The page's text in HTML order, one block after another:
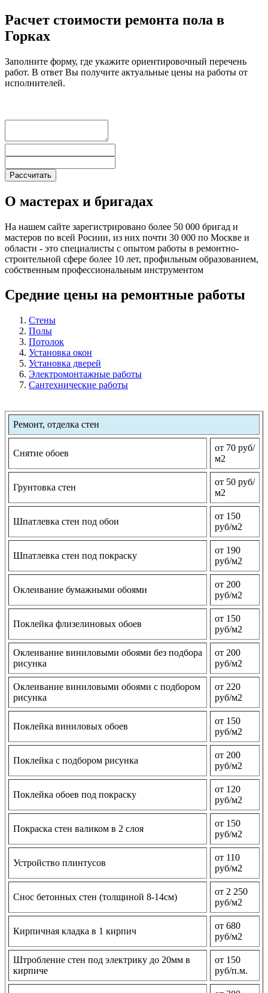
Расчет стоимости ремонта пола в
Горках
Заполните форму, где укажите ориентировочный перечень
работ. В ответ Вы получите актуальные цены на работы от
исполнителей.
О мастерах и бригадах
На нашем сайте зарегистрировано более 50 000 бригад и
мастеров по всей Росиии, из них почти 30 000 по Москве и
области - это специалисты с опытом работы в ремонтно-
строительной сфере более 10 лет, профильным образованием,
собственным профессиональным инструментом
Средние цены на ремонтные работы
Стены
Полы
Потолок
Установка окон
Установка дверей
Электромонтажные работы
Сантехнические работы
Ремонт, отделка стен
Снятие обоев
от 70 руб/
м2
Грунтовка стен
от 50 руб/
м2
Шпатлевка стен под обои
от 150
руб/м2
Шпатлевка стен под покраску
от 190
руб/м2
Оклеивание бумажными обоями
от 200
руб/м2
Поклейка флизелиновых обоев
от 150
руб/м2
Оклеивание виниловыми обоями без подбора
рисунка
от 200
руб/м2
Оклеивание виниловыми обоями с подбором
рисунка
от 220
руб/м2
Поклейка виниловых обоев
от 150
руб/м2
Поклейка с подбором рисунка
от 200
руб/м2
Поклейка обоев под покраску
от 120
руб/м2
Покраска стен валиком в 2 слоя
от 150
руб/м2
Устройство плинтусов
от 110
руб/м2
Снос бетонных стен (толщиной 8-14см)
от 2 250
руб/м2
Кирпичная кладка в 1 кирпич
от 680
руб/м2
Штробление стен под электрику до 20мм в
кирпиче
от 150
руб/п.м.